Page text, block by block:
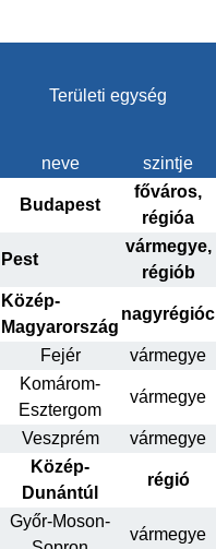
Területi egység
neve szintje
Budapest
főváros,
régióa
Pest
vármegye,
régiób
Közép-
Magyarország
nagyrégióc
Fejér vármegye
Komárom-
Esztergom
vármegye
Veszprém vármegye
Közép-
Dunántúl
régió
Győr-Moson-
vármegye